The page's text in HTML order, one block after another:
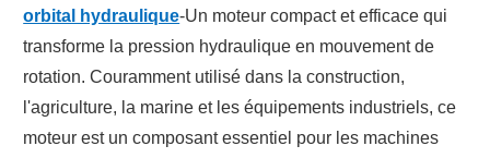
orbital hydraulique-Un moteur compact et efficace qui
transforme la pression hydraulique en mouvement de
rotation. Couramment utilisé dans la construction,
l'agriculture, la marine et les équipements industriels, ce
moteur est un composant essentiel pour les machines